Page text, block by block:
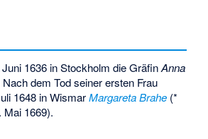
1636 in Stockholm die GräfinAnna
dem Tod seiner ersten Frau
1648 in WismarMargareta Brahe (*
Mai 1669).